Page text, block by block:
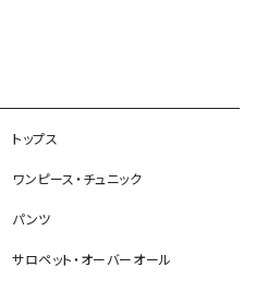
トップス
ワンピース・チュニック
パンツ
サロペット・オーバーオール